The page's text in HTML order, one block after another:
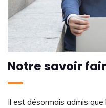
Notre savoir
Il est désormais admis que